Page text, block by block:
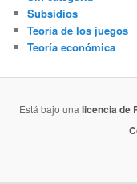
Subsidios
Teoría de los juegos
Teoría económica
Está bajo una licencia de